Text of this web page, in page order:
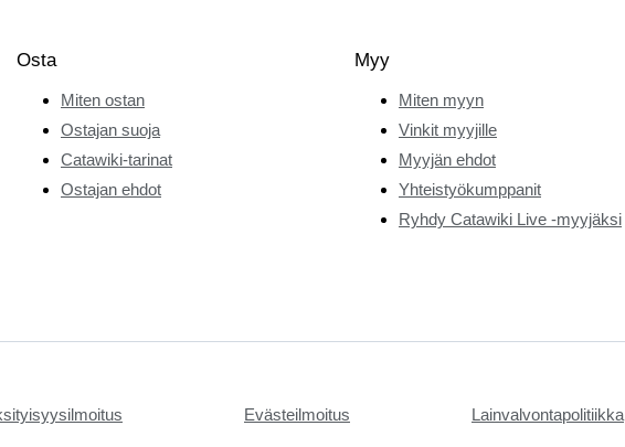
Osta
Miten ostan
Ostajan suoja
Catawiki-tarinat
Ostajan ehdot
Myy
Miten myyn
Vinkit myyjille
Myyjän ehdot
Yhteistyökumppanit
Ryhdy Catawiki Live -myyjäksi
Evästeilmoitus Lainvalvontapolitiikka